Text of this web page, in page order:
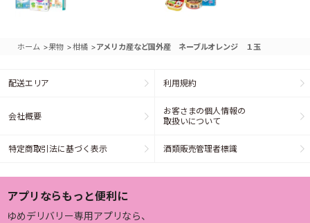
ホーム >果物 >柑橘 >アメリカ産など国外産 ネーブルオレンジ １玉
配送エリア 利用規約
会社概要
お客さまの個人情報の
取扱いについて
特定商取引法に基づく表示 酒類販売管理者標識
アプリならもっと便利に
ゆめデリバリー専用アプリなら、